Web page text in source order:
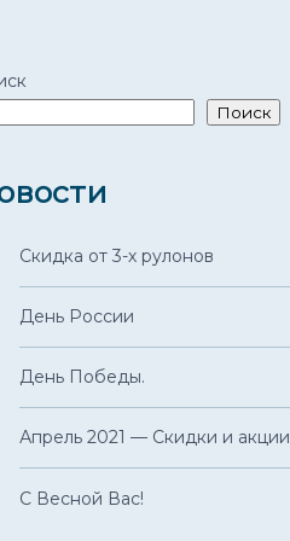
Поиск
Скидка от 3-х рулонов
День России
День Победы.
Апрель 2021 — Скидки и акции
С Весной Вас!